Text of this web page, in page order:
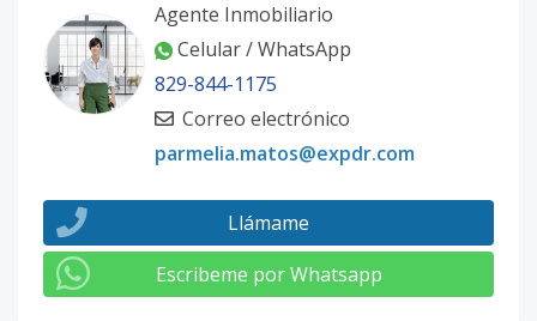
Agente Inmobiliario
Celular / WhatsApp
829-844-1175
Correo electrónico
parmelia.matos@expdr.com
Llámame
Escribeme por Whatsapp